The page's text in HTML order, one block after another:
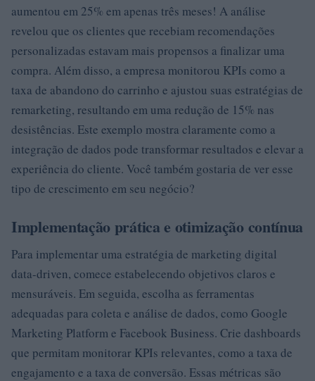
aumentou em 25% em apenas três meses! A análise
revelou que os clientes que recebiam recomendações
personalizadas estavam mais propensos a finalizar uma
compra. Além disso, a empresa monitorou KPIs como a
taxa de abandono do carrinho e ajustou suas estratégias de
remarketing, resultando em uma redução de 15% nas
desistências. Este exemplo mostra claramente como a
integração de dados pode transformar resultados e elevar a
experiência do cliente. Você também gostaria de ver esse
tipo de crescimento em seu negócio?
Implementação prática e otimização contínua
Para implementar uma estratégia de marketing digital
data-driven, comece estabelecendo objetivos claros e
mensuráveis. Em seguida, escolha as ferramentas
adequadas para coleta e análise de dados, como Google
Marketing Platform e Facebook Business. Crie dashboards
que permitam monitorar KPIs relevantes, como a taxa de
engajamento e a taxa de conversão. Essas métricas são